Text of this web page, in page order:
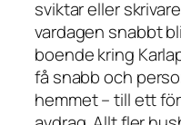
sviktar eller
vardagen snabbt
boende kring
få snabb och
hemmet – till ett